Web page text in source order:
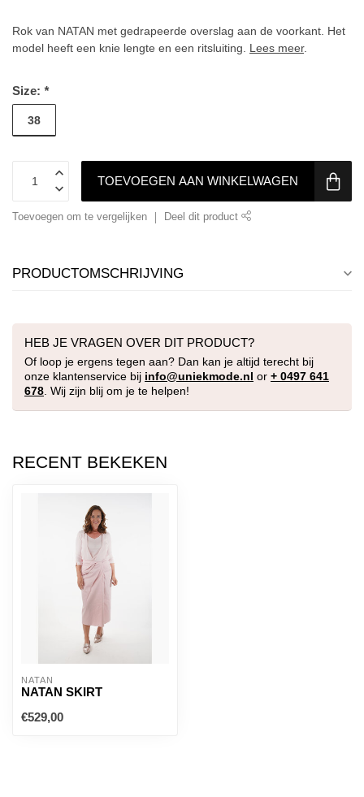
Rok van NATAN met gedrapeerde overslag aan de voorkant. Het
model heeft een knie lengte en een ritsluiting. Lees meer.
Size: *
38
TOEVOEGEN AAN WINKELWAGEN
Toevoegen om te vergelijken Deel dit product
PRODUCTOMSCHRIJVING
HEB JE VRAGEN OVER DIT PRODUCT?
Of loop je ergens tegen aan? Dan kan je altijd terecht bij
onze klantenservice bij info@uniekmode.nl or + 0497 641
678. Wij zijn blij om je te helpen!
RECENT BEKEKEN
NATAN
NATAN SKIRT
€529,00